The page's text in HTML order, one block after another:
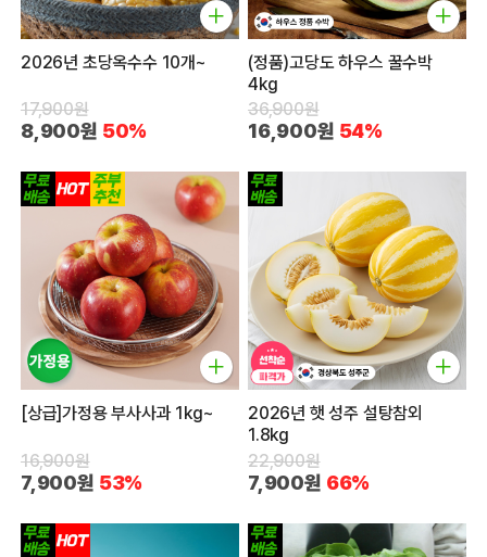
2026년 초당옥수수 10개~
17,900원
8,900원 50%
(정품)고당도 하우스 꿀수박
4kg
36,900원
16,900원 54%
[상급]가정용 부사사과 1kg~
16,900원
7,900원 53%
2026년 햇 성주 설탕참외
1.8kg
22,900원
7,900원 66%